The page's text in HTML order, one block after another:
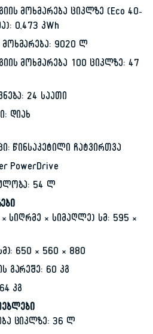
მოხმარება ციკლზე (Eco 40-
0,473 კWh
9020 ლ
მოხმარება 100 ციკლზე: 47
24 საათი
დიახ
წინსაკეტილი ჩატვირთვა
PowerDrive
54 ლ
× სიღრმე × სიმაღლე) სმ: 595 ×
650 × 560 × 880
გარეშე: 60 კგ
კგ
ციკლზე: 36 ლ